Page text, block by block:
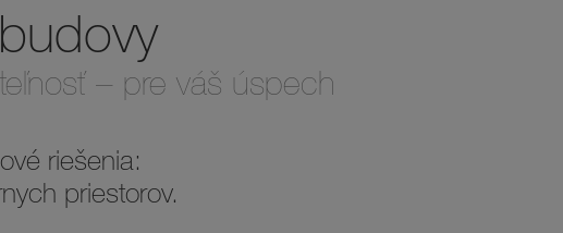
– pre váš úspech
riešenia:
priestorov.